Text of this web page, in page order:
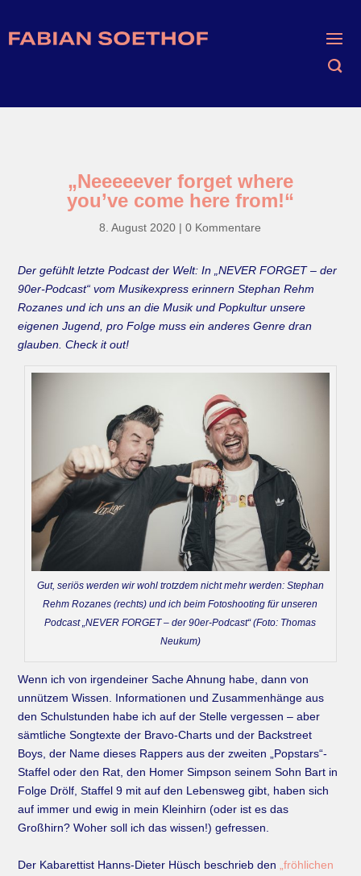
„Neeeeever forget where
you’ve come here from!“
8. August 2020 |0 Kommentare
Der gefühlt letzte Podcast der Welt: In „NEVER FORGET – der
90er-Podcast“ vom Musikexpress erinnern Stephan Rehm
Rozanes und ich uns an die Musik und Popkultur unsere
eigenen Jugend, pro Folge muss ein anderes Genre dran
glauben. Check it out!
Gut, seriös werden wir wohl trotzdem nicht mehr werden: Stephan
Rehm Rozanes (rechts) und ich beim Fotoshooting für unseren
Podcast „NEVER FORGET – der 90er-Podcast“ (Foto: Thomas
Neukum)
Wenn ich von irgendeiner Sache Ahnung habe, dann von
unnützem Wissen. Informationen und Zusammenhänge aus
den Schulstunden habe ich auf der Stelle vergessen – aber
sämtliche Songtexte der Bravo-Charts und der Backstreet
Boys, der Name dieses Rappers aus der zweiten „Popstars“-
Staffel oder den Rat, den Homer Simpson seinem Sohn Bart in
Folge Drölf, Staffel 9 mit auf den Lebensweg gibt, haben sich
auf immer und ewig in mein Kleinhirn (oder ist es das
Großhirn? Woher soll ich das wissen!) gefressen. ⠀
Der Kabarettist Hanns-Dieter Hüsch beschrieb den
„fröhlichen